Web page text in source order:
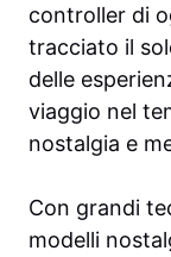
controller di
tracciato il
delle
viaggio nel
nostalgia e
Con grandi
modelli